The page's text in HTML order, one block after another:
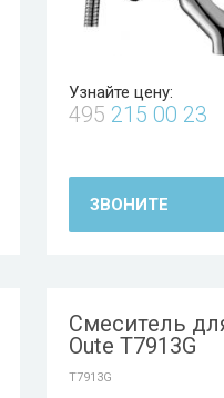
Узнайте цену:
495 215 00 23
ЗВОНИТЕ
Смеситель
Oute T7913G
T7913G